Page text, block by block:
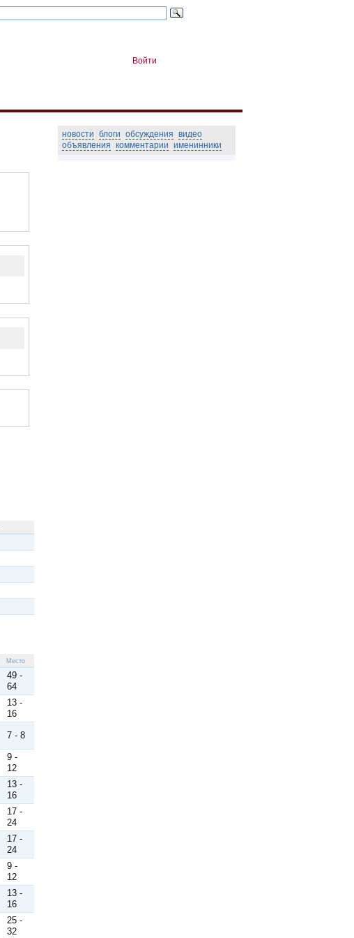
Войти
Место
49 -
64
13 -
16
7 - 8
9 -
12
13 -
16
17 -
24
17 -
24
9 -
12
13 -
16
25 -
32
новости блоги обсуждения видео
объявления комментарии именинники